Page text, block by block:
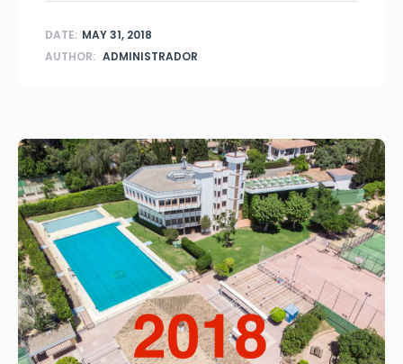
DATE: MAY 31, 2018
AUTHOR: ADMINISTRADOR